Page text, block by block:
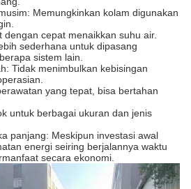
Memungkinkan kolam digunakan
cepat menaikkan suhu air.
sederhana untuk dipasang
sistem lain.
Tidak menimbulkan kebisingan
yang tepat, bisa bertahan
untuk berbagai ukuran dan jenis
panjang: Meskipun investasi awal
energi seiring berjalannya waktu
secara ekonomi.